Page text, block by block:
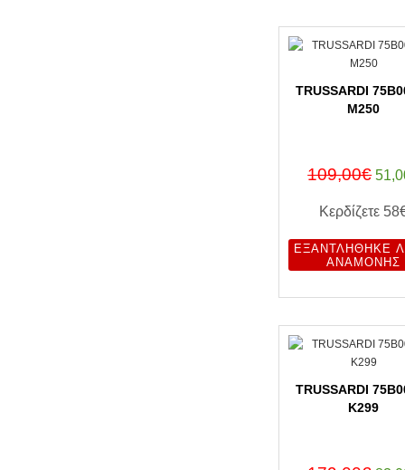
TRUSSARDI
M250
109,00€
Κερδίζετε
ΕΞΑΝΤΛΉΘΗΚΕ
ΑΝΑΜΟΝΉΣ
TRUSSARDI
K299